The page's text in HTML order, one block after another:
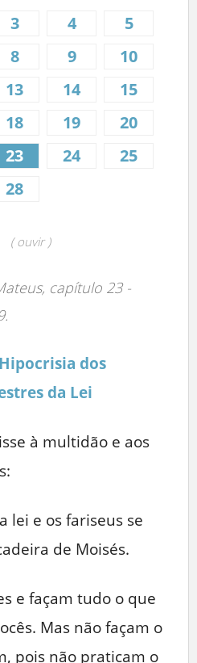
3 4
5
8 9
10
13 14
15
18 19
20
23 24
25
28
( ouvir )
capítulo 23 -
dos
da Lei
à multidão e aos
lei e os fariseus se
de Moisés.
e façam tudo o que
Mas não façam o
pois não praticam o